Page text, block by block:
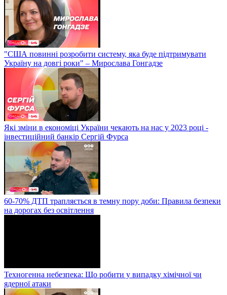
"США повинні розробити систему, яка буде підтримувати
Україну на довгі роки" – Мирослава Гонгадзе
Які зміни в економіці України чекають на нас у 2023 році -
інвестиційний банкір Сергій Фурса
60-70% ДТП трапляється в темну пору доби: Правила безпеки
на дорогах без освітлення
Техногенна небезпека: Що робити у випадку хімічної чи
ядерної атаки